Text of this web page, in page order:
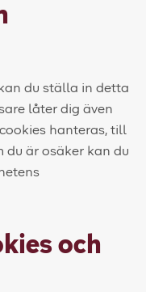
du ställa in detta
låter dig även
hanteras, till
du är osäker kan du
och